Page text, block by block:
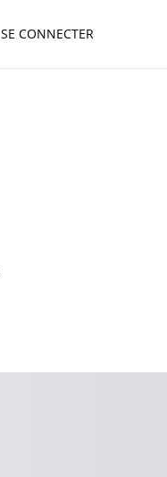
SE CONNECTER